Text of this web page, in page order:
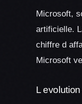
Microsoft,
artificielle.
chiffre d
Microsoft
L